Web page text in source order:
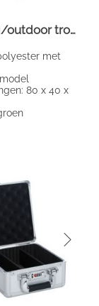
Hunting/outdoor trolley reistas
met
80 x 40 x